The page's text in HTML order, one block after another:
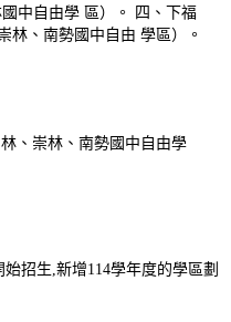
中自由學 區）。 四、下福
林、南勢國中自由 學區）。
、崇林、南勢國中自由學
招生,新增114學年度的學區劃